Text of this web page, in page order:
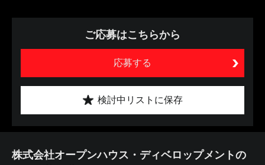
ご応募はこちらから
応募する
検討中リストに保存
株式会社オープンハウス・ディベロップメントの